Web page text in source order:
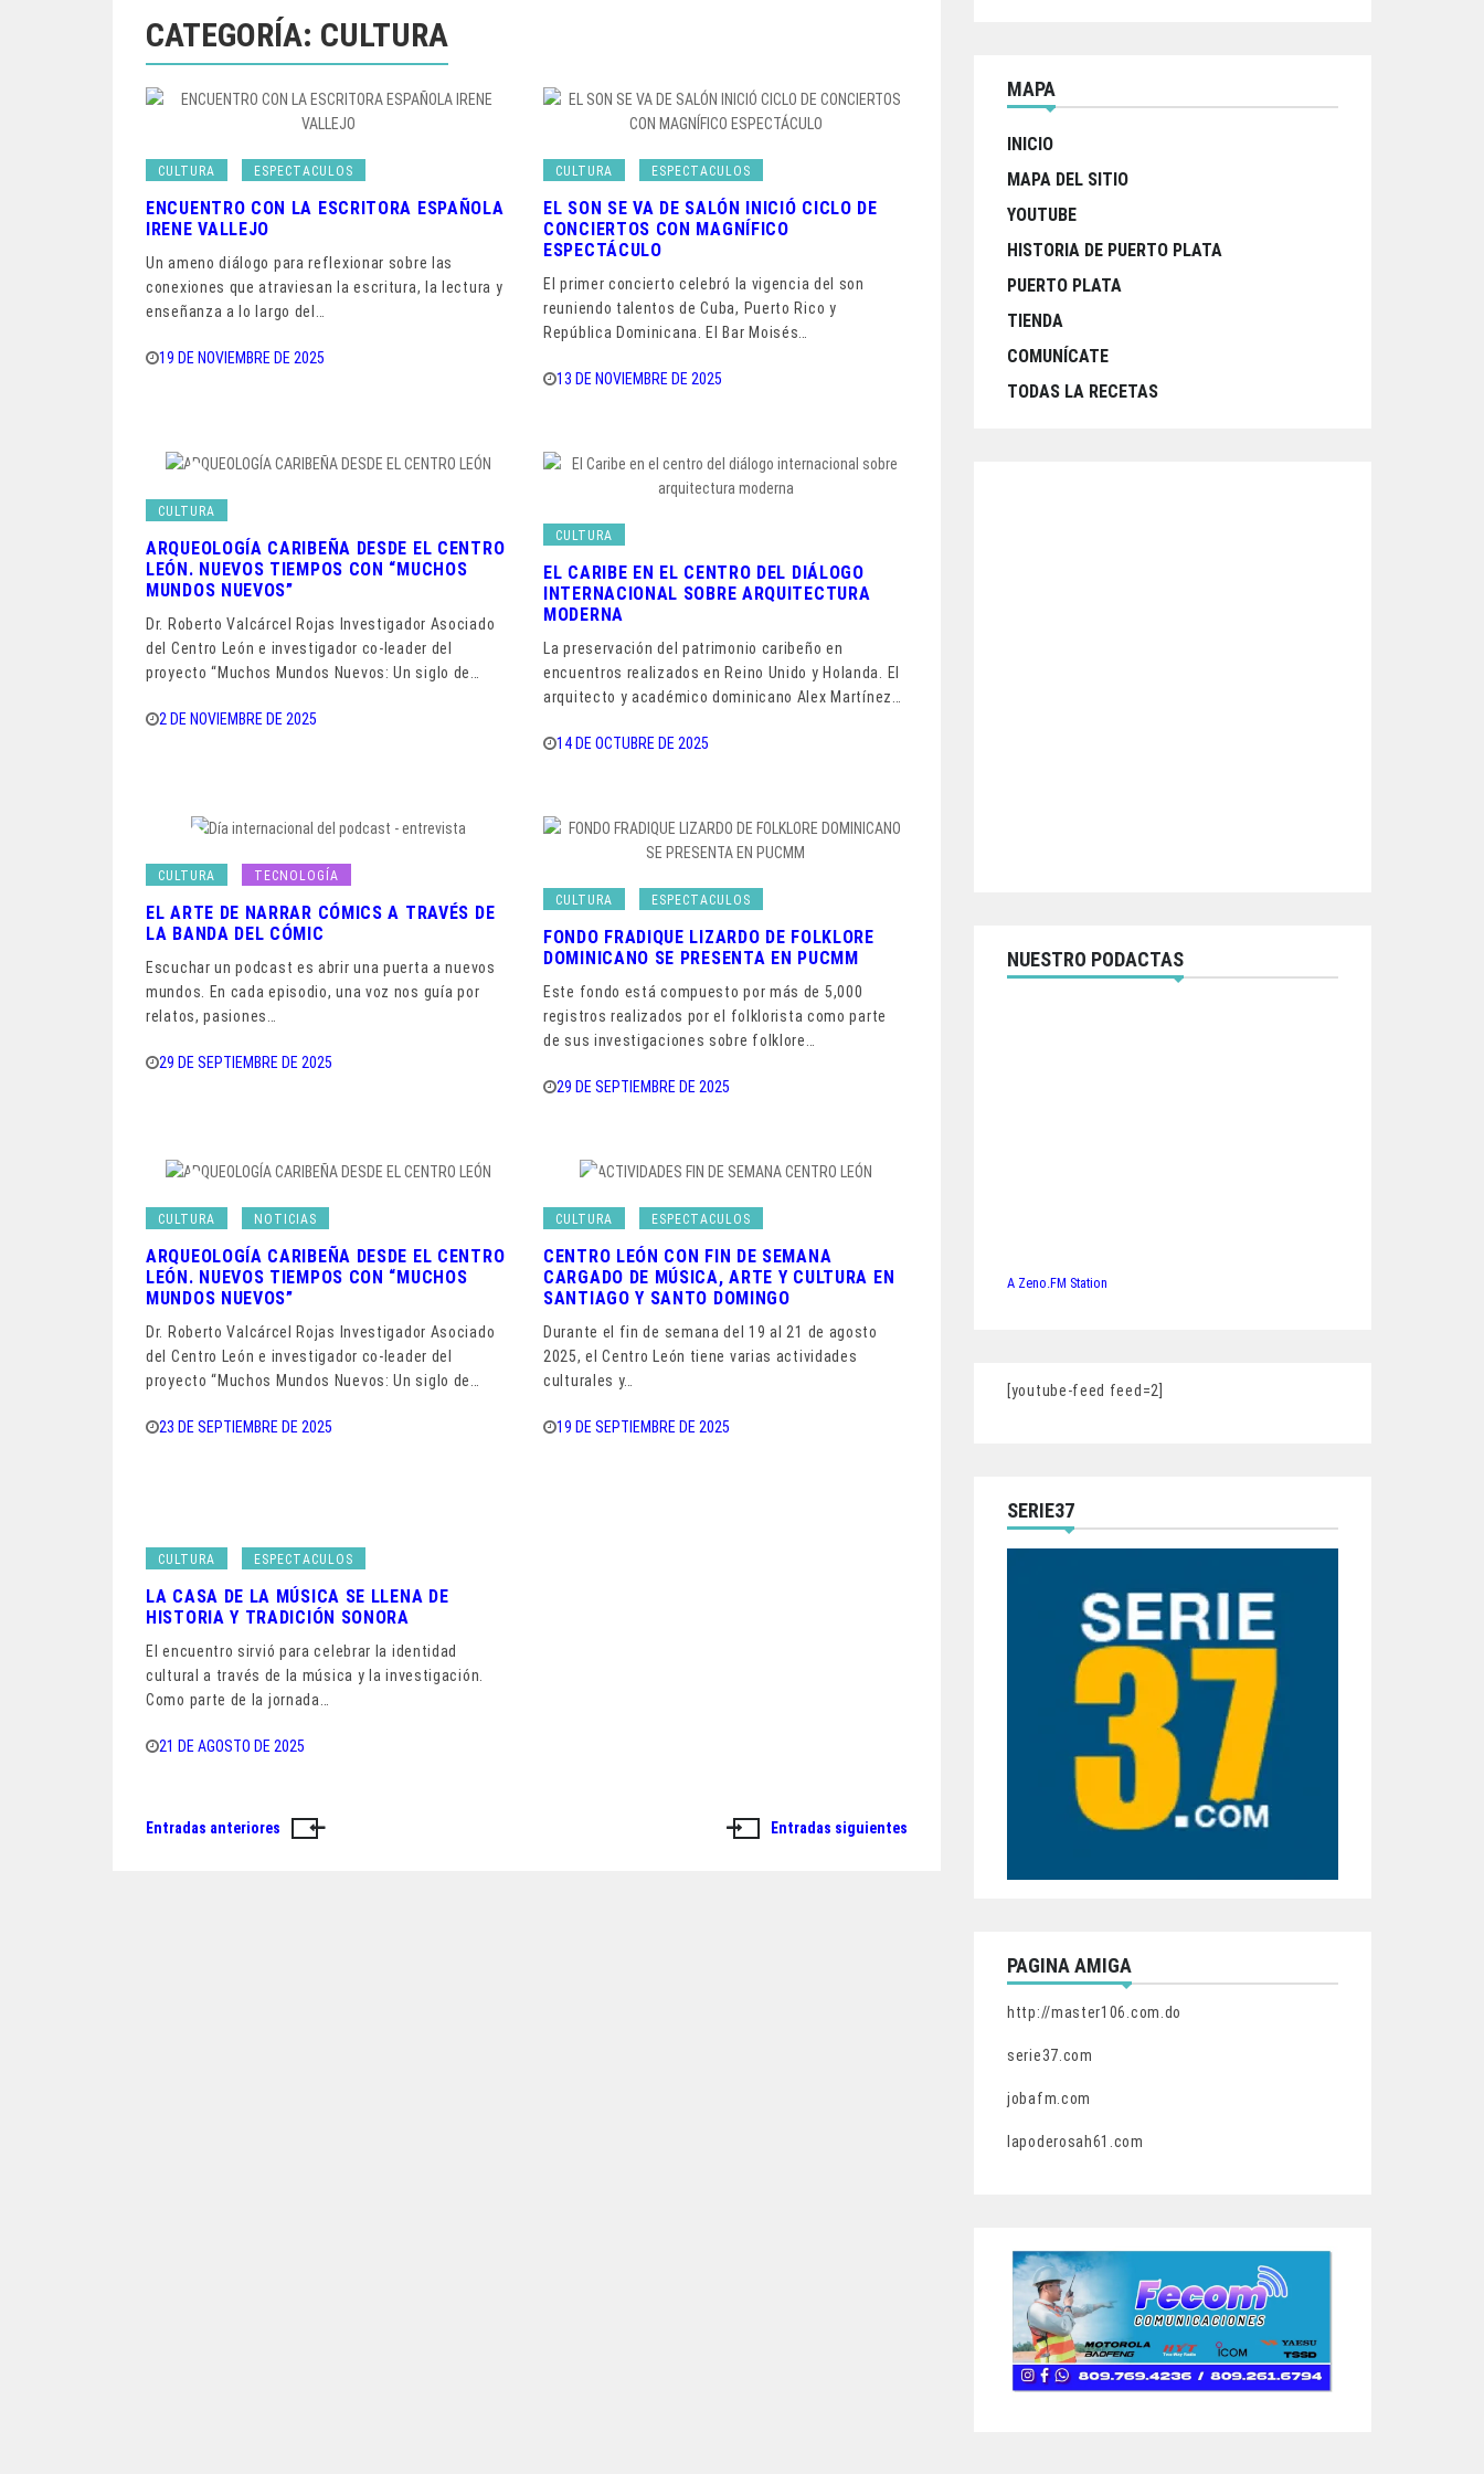
CATEGORÍA: CULTURA
CULTURA ESPECTACULOS
ENCUENTRO CON LA ESCRITORA ESPAÑOLA
IRENE VALLEJO
Un ameno diálogo para reflexionar sobre las
conexiones que atraviesan la escritura, la lectura y
enseñanza a lo largo del…
19 DE NOVIEMBRE DE 2025
CULTURA ESPECTACULOS
EL SON SE VA DE SALÓN INICIÓ CICLO DE
CONCIERTOS CON MAGNÍFICO
ESPECTÁCULO
El primer concierto celebró la vigencia del son
reuniendo talentos de Cuba, Puerto Rico y
República Dominicana. El Bar Moisés…
13 DE NOVIEMBRE DE 2025
CULTURA
ARQUEOLOGÍA CARIBEÑA DESDE EL CENTRO
LEÓN. NUEVOS TIEMPOS CON “MUCHOS
MUNDOS NUEVOS”
Dr. Roberto Valcárcel Rojas Investigador Asociado
del Centro León e investigador co-leader del
proyecto “Muchos Mundos Nuevos: Un siglo de…
2 DE NOVIEMBRE DE 2025
CULTURA
EL CARIBE EN EL CENTRO DEL DIÁLOGO
INTERNACIONAL SOBRE ARQUITECTURA
MODERNA
La preservación del patrimonio caribeño en
encuentros realizados en Reino Unido y Holanda. El
arquitecto y académico dominicano Alex Martínez…
14 DE OCTUBRE DE 2025
CULTURA TECNOLOGÍA
EL ARTE DE NARRAR CÓMICS A TRAVÉS DE
LA BANDA DEL CÓMIC
Escuchar un podcast es abrir una puerta a nuevos
mundos. En cada episodio, una voz nos guía por
relatos, pasiones…
29 DE SEPTIEMBRE DE 2025
CULTURA ESPECTACULOS
FONDO FRADIQUE LIZARDO DE FOLKLORE
DOMINICANO SE PRESENTA EN PUCMM
Este fondo está compuesto por más de 5,000
registros realizados por el folklorista como parte
de sus investigaciones sobre folklore…
29 DE SEPTIEMBRE DE 2025
CULTURA NOTICIAS
ARQUEOLOGÍA CARIBEÑA DESDE EL CENTRO
LEÓN. NUEVOS TIEMPOS CON “MUCHOS
MUNDOS NUEVOS”
Dr. Roberto Valcárcel Rojas Investigador Asociado
del Centro León e investigador co-leader del
proyecto “Muchos Mundos Nuevos: Un siglo de…
23 DE SEPTIEMBRE DE 2025
CULTURA ESPECTACULOS
CENTRO LEÓN CON FIN DE SEMANA
CARGADO DE MÚSICA, ARTE Y CULTURA EN
SANTIAGO Y SANTO DOMINGO
Durante el fin de semana del 19 al 21 de agosto
2025, el Centro León tiene varias actividades
culturales y…
19 DE SEPTIEMBRE DE 2025
CULTURA ESPECTACULOS
LA CASA DE LA MÚSICA SE LLENA DE
HISTORIA Y TRADICIÓN SONORA
El encuentro sirvió para celebrar la identidad
cultural a través de la música y la investigación.
Como parte de la jornada…
21 DE AGOSTO DE 2025
Navegación
entradas
Entradas anteriores Entradas siguientes
MAPA
INICIO
MAPA DEL SITIO
YOUTUBE
HISTORIA DE PUERTO PLATA
PUERTO PLATA
TIENDA
COMUNÍCATE
TODAS LA RECETAS
NUESTRO PODACTAS
A Zeno.FM Station
[youtube-feed feed=2]
SERIE37
PAGINA AMIGA
http://master106.com.do
serie37.com
jobafm.com
lapoderosah61.com